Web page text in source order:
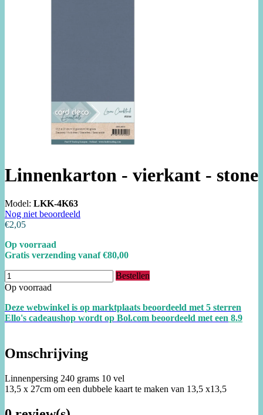
Linnenkarton - vierkant - stone
Model: LKK-4K63
Nog niet beoordeeld
€2,05
Op voorraad
Gratis verzending vanaf €80,00
Bestellen
Op voorraad
Deze webwinkel is op marktplaats beoordeeld met 5 sterren
Ello's cadeaushop wordt op Bol.com beoordeeld met een 8.9
Omschrijving
Linnenpersing 240 grams 10 vel
13,5 x 27cm om een dubbele kaart te maken van 13,5 x13,5